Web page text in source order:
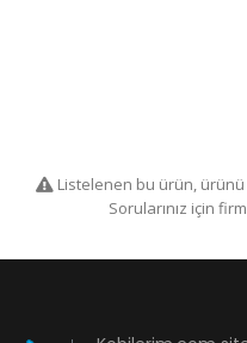
Listelenen bu ürün, ürünü
Sorularınız için